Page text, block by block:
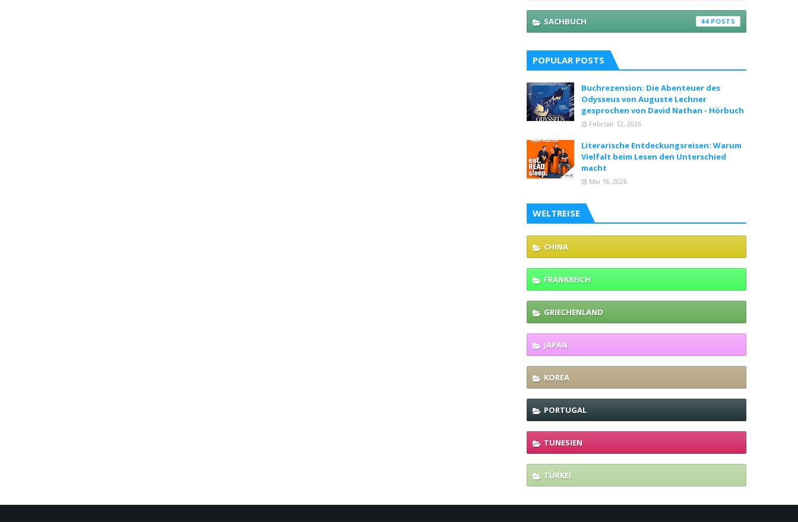
SACHBUCH 44
POPULAR POSTS
Buchrezension: Die Abenteuer des
Odysseus von Auguste Lechner
gesprochen von David Nathan - Hörbuch
Februar 12, 2026
Literarische Entdeckungsreisen: Warum
Vielfalt beim Lesen den Unterschied
macht
Mai 18, 2026
WELTREISE
CHINA
FRANKREICH
GRIECHENLAND
JAPAN
KOREA
PORTUGAL
TUNESIEN
TÜRKEI